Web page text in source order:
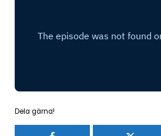
Dela gärna!